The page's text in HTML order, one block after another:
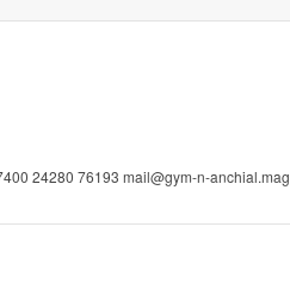
24280 76193 mail@gym-n-